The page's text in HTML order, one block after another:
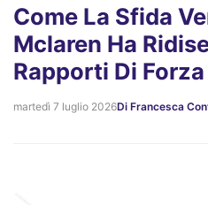
Come La Sfida
Mclaren Ha
Rapporti Di Forza
martedì 7 luglio 2026Di Francesca